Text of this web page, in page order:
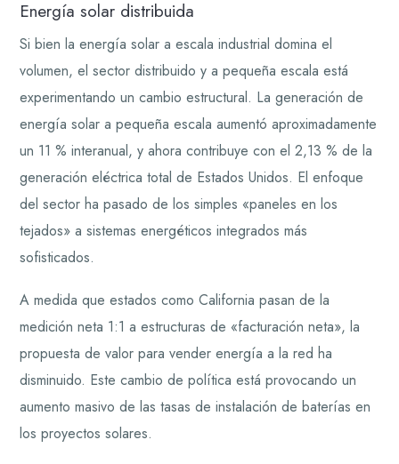
Energía solar distribuida
Si bien la energía solar a escala industrial domina el
volumen, el sector distribuido y a pequeña escala está
experimentando un cambio estructural. La generación de
energía solar a pequeña escala aumentó aproximadamente
un 11 % interanual, y ahora contribuye con el 2,13 % de la
generación eléctrica total de Estados Unidos. El enfoque
del sector ha pasado de los simples «paneles en los
tejados» a sistemas energéticos integrados más
sofisticados.
A medida que estados como California pasan de la
medición neta 1:1 a estructuras de «facturación neta», la
propuesta de valor para vender energía a la red ha
disminuido. Este cambio de política está provocando un
aumento masivo de las tasas de instalación de baterías en
los proyectos solares.